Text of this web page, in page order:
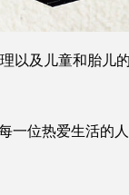
以及儿童和胎儿的
一位热爱生活的